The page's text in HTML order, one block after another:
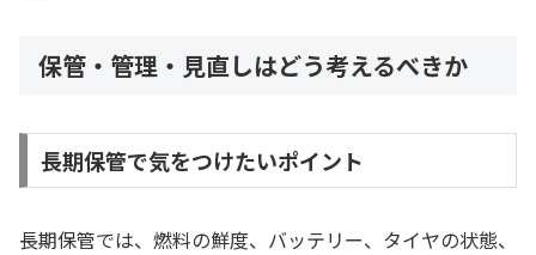
保管・管理・見直しはどう考えるべきか
長期保管で気をつけたいポイント
長期保管では、燃料の鮮度、バッテリー、タイヤの状態、